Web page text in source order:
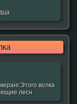
волка
лесн